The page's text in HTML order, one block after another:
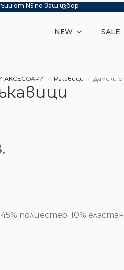
от NS по ваш избор
NEW SALE
АКСЕСОАРИ Ръкавици Дамски
полиестер; 10% еластан